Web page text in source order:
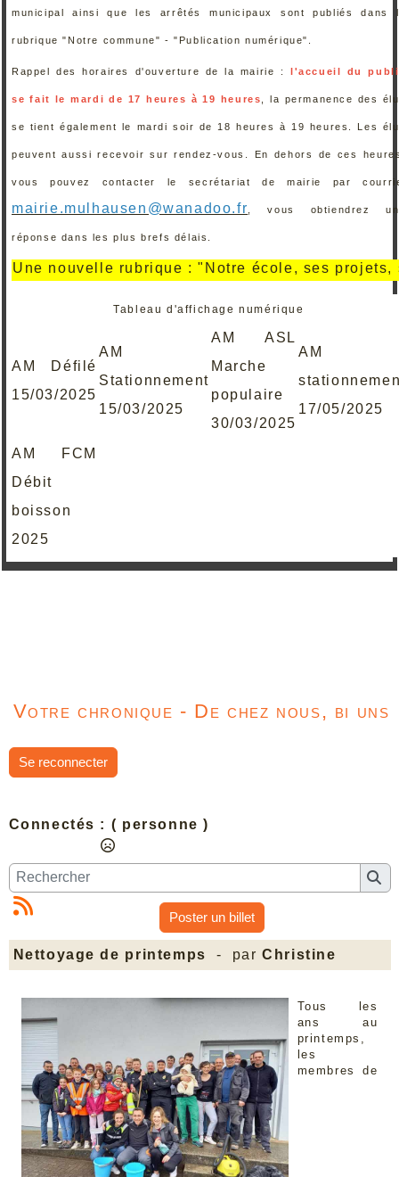
municipal ainsi que les arrêtés municipaux sont publiés dans
rubrique "Notre commune" - "Publication numérique".
Rappel des horaires d'ouverture de la mairie : l'accueil du
se fait le mardi de 17 heures à 19 heures , la permanence des
se tient également le mardi soir de 18 heures à 19 heures. Les
peuvent aussi recevoir sur rendez-vous. En dehors de ces
vous pouvez contacter le secrétariat de mairie par
mairie.mulhausen@wanadoo.fr , vous obtiendrez
réponse dans les plus brefs délais.
nouvelle rubrique : "Notre école, ses projets, ses
Tableau d'affichage numérique
AM Défilé
15/03/2025
AM
Stationnement
15/03/2025
AM ASL
Marche
populaire
30/03/2025
AM
17/05/2025
AM FCM
Débit
boisson
2025
Votre chronique - De chez nous, bi uns
Se reconnecter
Connectés : ( personne )
Poster un billet
Nettoyage de printemps - parChristine
Tous les
ans au
printemps,
les
membres de